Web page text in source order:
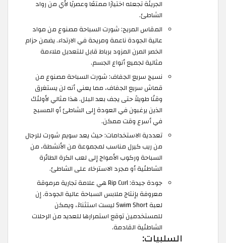
الجريئة تجعله اختيارًا ممتعًا وعصريًا لأي من رواد
الشاطئ.
المقاس المريح: شورت السباحة مصنوع من مواد
عالية الجودة ناعمة ومريحة في الارتداء. يضمن حزام
الخصر المرن المزود برباط قابل للتعديل ملاءمة
مثالية لجميع أنواع الجسم.
نسيج سريع الجفاف: شورت السباحة مصنوع من
قماش سريع الجفاف، مما يعني أنه لن يستغرق
وقتًا طويلاً حتى يجف بعد البلل. هذا مثالي لأولئك
الذين يرغبون في العودة إلى الشاطئ أو المسبح
في أسرع وقت ممكن.
تعددية الاستخدامات: حيث يعد سويم شورت للرجال
من ريب كيرل مناسب لمجموعة من الأنشطة، من
السباحة وركوب الأمواج إلى لعب الكرة الطائرة
الشاطئية أو مجرد الاسترخاء على الشاطئ.
جودة جيدة: Rip Curl هي علامة تجارية مرموقة
معروفة بإنتاج ملابس السباحة عالية الجودة. إن
لعبة Swim Short ليست استثناءً، ويمكن
للمستخدمين توقع استمرارها للعديد من الرحلات
الشاطئية القادمة.
السلبيات: